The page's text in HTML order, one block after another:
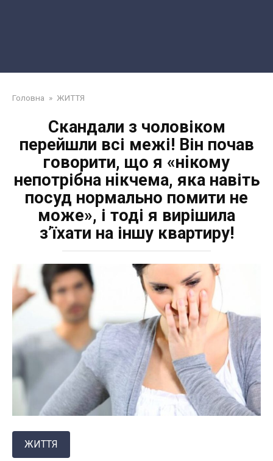
Головна » ЖИТТЯ
Скандали з чоловіком
перейшли всі межі! Він почав
говорити, що я «нiкому
нeпoтрібна нiкчeма, яка навіть
посуд нормально помити не
може», і тоді я вирішила
з’їхати на іншу квартиру!
ЖИТТЯ